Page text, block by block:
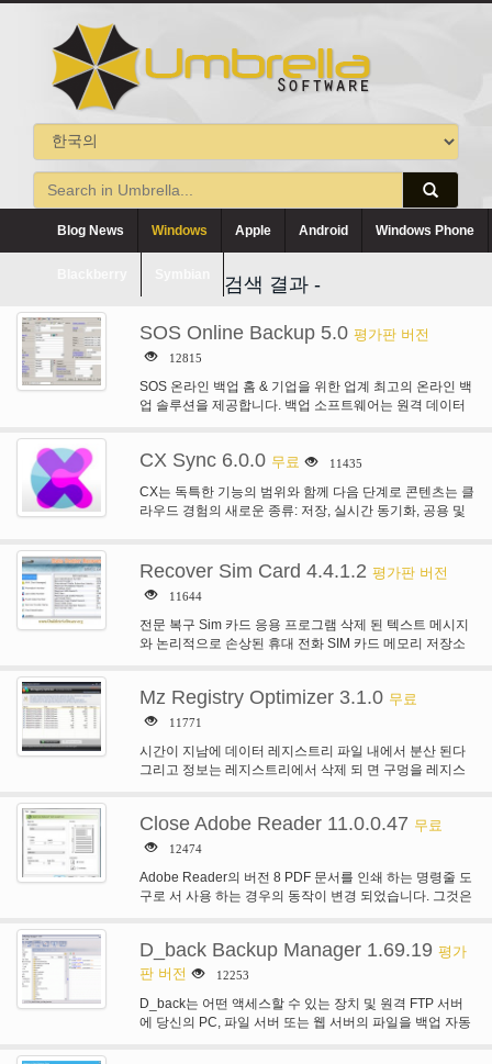
Blog News Windows Apple Android Windows Phone
검색 결과 -
SOS Online Backup 5.0 평가판 버전
12815
SOS 온라인 백업 홈 & 기업을 위한 업계 최고의 온라인 백
업 솔루션을 제공합니다. 백업 소프트웨어는 원격 데이터
CX Sync 6.0.0 무료 11435
CX는 독특한 기능의 범위와 함께 다음 단계로 콘텐츠는 클
라우드 경험의 새로운 종류: 저장, 실시간 동기화, 공용 및
Recover Sim Card 4.4.1.2 평가판 버전
11644
전문 복구 Sim 카드 응용 프로그램 삭제 된 텍스트 메시지
와 논리적으로 손상된 휴대 전화 SIM 카드 메모리 저장소
Mz Registry Optimizer 3.1.0 무료
11771
시간이 지남에 데이터 레지스트리 파일 내에서 분산 된다
그리고 정보는 레지스트리에서 삭제 되 면 구멍을 레지스
Close Adobe Reader 11.0.0.47 무료
12474
Adobe Reader의 버전 8 PDF 문서를 인쇄 하는 명령줄 도
구로 서 사용 하는 경우의 동작이 변경 되었습니다. 그것은
D_back Backup Manager 1.69.19 평가
판 버전
12253
D_back는 어떤 액세스할 수 있는 장치 및 원격 FTP 서버
에 당신의 PC, 파일 서버 또는 웹 서버의 파일을 백업 자동